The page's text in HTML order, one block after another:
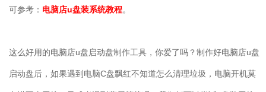
可参考： 电脑店u盘装系统教程。
这么好用的电脑店u盘启动盘制作工具，你爱了吗？制作好电脑店u盘
启动盘后，如果遇到电脑C盘飘红不知道怎么清理垃圾，电脑开机莫